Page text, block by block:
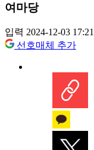
여마당
입력 2024-12-03 17:21
선호매체 추가